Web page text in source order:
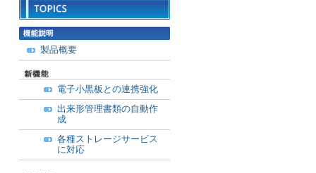
製品概要
電子小黒板との連携強化
出来形管理書類の自動作
成
各種ストレージサービス
に対応